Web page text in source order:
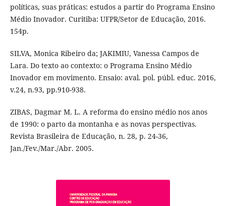
políticas, suas práticas: estudos a partir do Programa Ensino
Médio Inovador. Curitiba: UFPR/Setor de Educação, 2016.
154p.
SILVA, Monica Ribeiro da; JAKIMIU, Vanessa Campos de
Lara. Do texto ao contexto: o Programa Ensino Médio
Inovador em movimento. Ensaio: aval. pol. públ. educ. 2016,
v.24, n.93, pp.910-938.
ZIBAS, Dagmar M. L. A reforma do ensino médio nos anos
de 1990: o parto da montanha e as novas perspectivas.
Revista Brasileira de Educação, n. 28, p. 24-36,
Jan./Fev./Mar./Abr. 2005.